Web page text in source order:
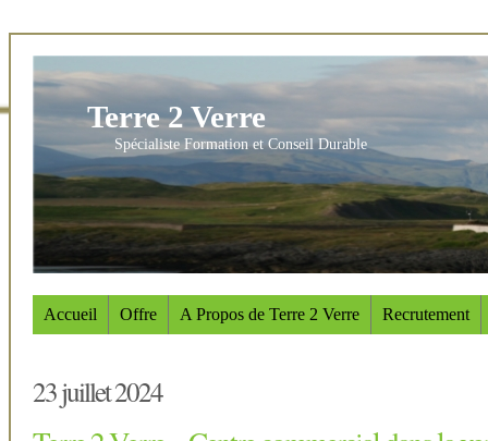
Terre 2 Verre
Spécialiste Formation et Conseil Durable
Accueil Offre A Propos de Terre 2 Verre Recrutement
23 juillet 2024